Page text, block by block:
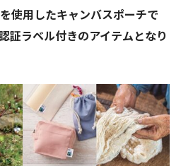
使用したキャンバスポーチで
証ラベル付きのアイテムとなり